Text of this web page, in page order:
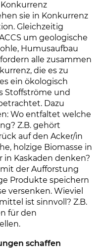
sie in Konkurrenz
Gleichzeitig
um geologische
Humusaufbau
alle zusammen
die es zu
ein ökologisch
Stoffströme und
Dazu
Wo entfaltet welche
Z.B. gehört
auf den Acker/in
holzige Biomasse in
in Kaskaden denken?
der Aufforstung
Produkte speichern
versenken. Wieviel
ist sinnvoll? Z.B.
für den
schaffen